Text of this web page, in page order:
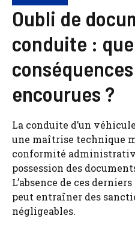
Oubli de
conduite :
encourues ?
La conduite d’un
une maîtrise technique
conformité
possession des
L’absence de ces
peut entraîner des
négligeables.